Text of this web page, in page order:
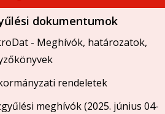
dokumentumok
- Meghívók, határozatok,
rendeletek
meghívók (2025. június 04-